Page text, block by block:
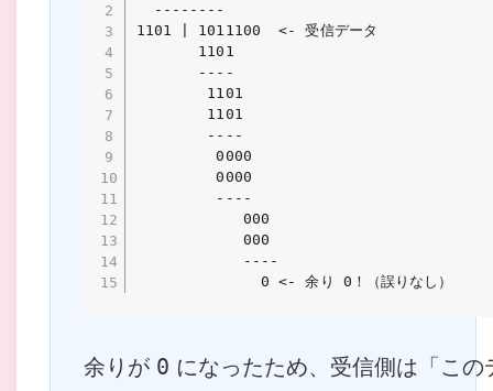
  --------
1101 | 1011100  <- 受信データ
       1101
       ----
        1101
        1101
        ----
         0000
         0000
         ----
            000
            000
            ----
              0 <- 余り 0！（誤りなし）
余りが 0 になったため、受信側は「この